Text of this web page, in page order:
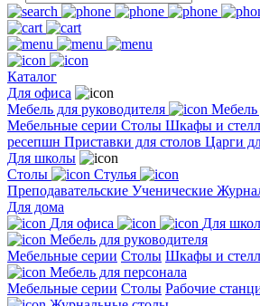
Каталог
Для офиса
Мебель для руководителя
Мебель
Мебельные серии Столы Шкафы и
ресепшн Приставки для столов Царги
Для школы
Столы
Стулья
Преподавательские Ученические
Для дома
Для офиса
Для
Мебель для руководителя
Мебельные серии Столы Шкафы и
Мебель для персонала
Мебельные серии Столы Рабочие